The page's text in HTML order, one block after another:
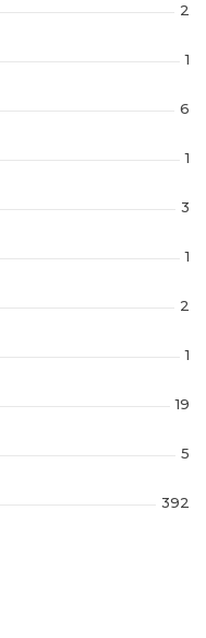
2
1
6
1
3
1
2
1
19
5
392